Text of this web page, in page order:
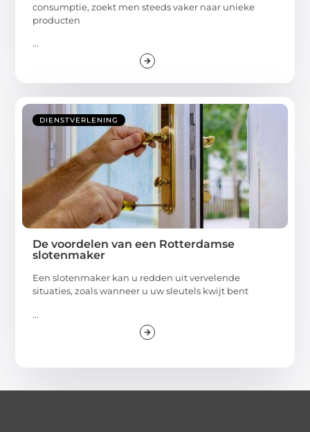
consumptie, zoekt men steeds vaker naar unieke
producten
...
DIENSTVERLENING
De voordelen van een Rotterdamse
slotenmaker
Een slotenmaker kan u redden uit vervelende
situaties, zoals wanneer u uw sleutels kwijt bent
...